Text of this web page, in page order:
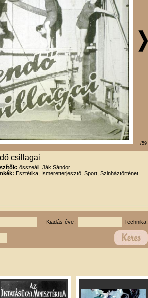
/59
csillagai
összeáll. Ják Sándor
Esztétika, Ismeretterjesztő, Sport, Szinháztörténet
Kiadás éve: Technika: